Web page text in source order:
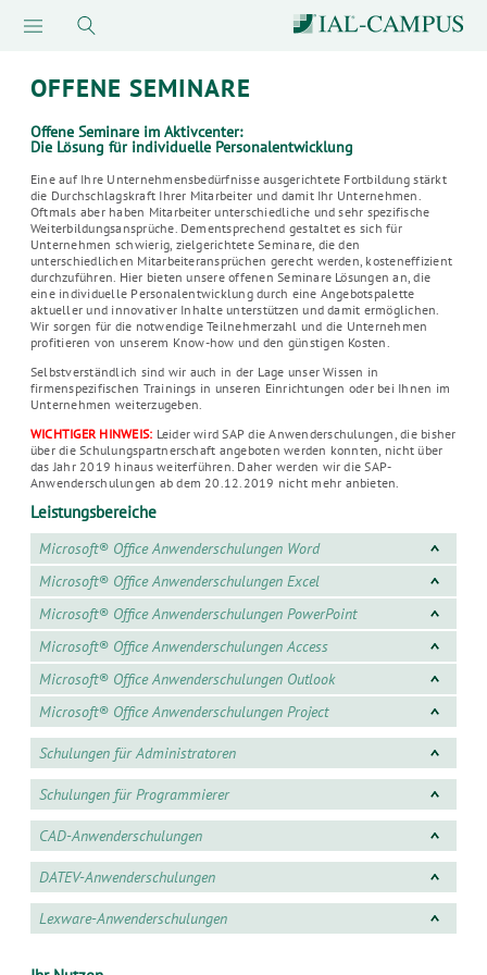
OFFENE SEMINARE
Offene Seminare im Aktivcenter:
Die Lösung für individuelle Personalentwicklung
Eine auf Ihre Unternehmensbedürfnisse ausgerichtete Fortbildung stärkt
die Durchschlagskraft Ihrer Mitarbeiter und damit Ihr Unternehmen.
Oftmals aber haben Mitarbeiter unterschiedliche und sehr spezifische
Weiterbildungsansprüche. Dementsprechend gestaltet es sich für
Unternehmen schwierig, zielgerichtete Seminare, die den
unterschiedlichen Mitarbeiteransprüchen gerecht werden, kosteneffizient
durchzuführen. Hier bieten unsere offenen Seminare Lösungen an, die
eine individuelle Personalentwicklung durch eine Angebotspalette
aktueller und innovativer Inhalte unterstützen und damit ermöglichen.
Wir sorgen für die notwendige Teilnehmerzahl und die Unternehmen
profitieren von unserem Know-how und den günstigen Kosten.
Selbstverständlich sind wir auch in der Lage unser Wissen in
firmenspezifischen Trainings in unseren Einrichtungen oder bei Ihnen im
Unternehmen weiterzugeben.
WICHTIGER HINWEIS: Leider wird SAP die Anwenderschulungen, die bisher
über die Schulungspartnerschaft angeboten werden konnten, nicht über
das Jahr 2019 hinaus weiterführen. Daher werden wir die SAP-
Anwenderschulungen ab dem 20.12.2019 nicht mehr anbieten.
Leistungsbereiche
Microsoft® Office Anwenderschulungen Word
Microsoft® Office Anwenderschulungen Excel
Microsoft® Office Anwenderschulungen PowerPoint
Microsoft® Office Anwenderschulungen Access
Microsoft® Office Anwenderschulungen Outlook
Microsoft® Office Anwenderschulungen Project
Schulungen für Administratoren
Schulungen für Programmierer
CAD-Anwenderschulungen
DATEV-Anwenderschulungen
Lexware-Anwenderschulungen